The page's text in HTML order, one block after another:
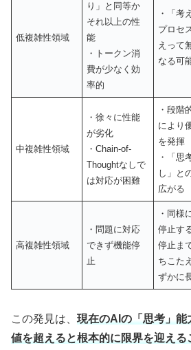
低複雑性領域
り」と同等か
それ以上の性
能
・トークン消
費が少なく効
率的
・「考
プロセ
えって
なる可
中複雑性領域
・徐々に性能
が劣化
・Chain-of-
Thoughtなしで
は対応が困難
・段階
により
を発揮
・「思
し」と
広がる
高複雑性領域
・問題に対応
できず機能停
止
・同様
停止す
停止ま
ちこた
ずかに
この発見は、 現在のAIの「思考」能
値を超えると根本的に限界を迎える